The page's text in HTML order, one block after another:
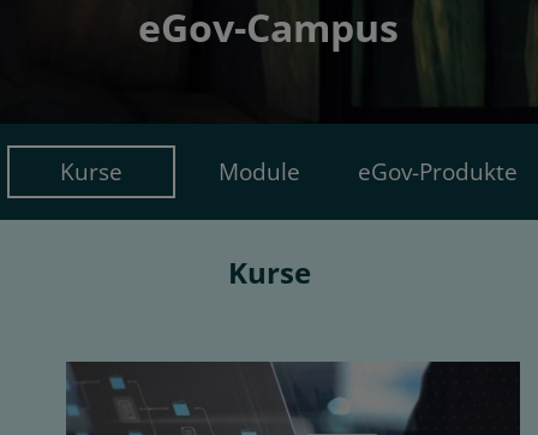
eGov-Campus
Kurse Module eGov-Produkte
Kurse